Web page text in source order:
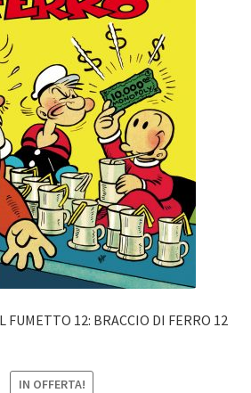
FUMETTO 12: BRACCIO DI FERRO 12
IN OFFERTA!